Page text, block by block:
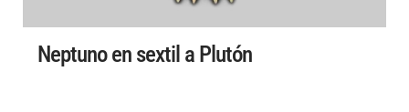
Neptuno en sextil a Plutón